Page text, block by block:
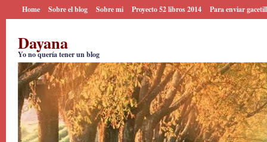
Home Sobre el blog Sobre mi Proyecto 52 libros 2014 Para enviar
Dayana
Yo no quería tener un blog